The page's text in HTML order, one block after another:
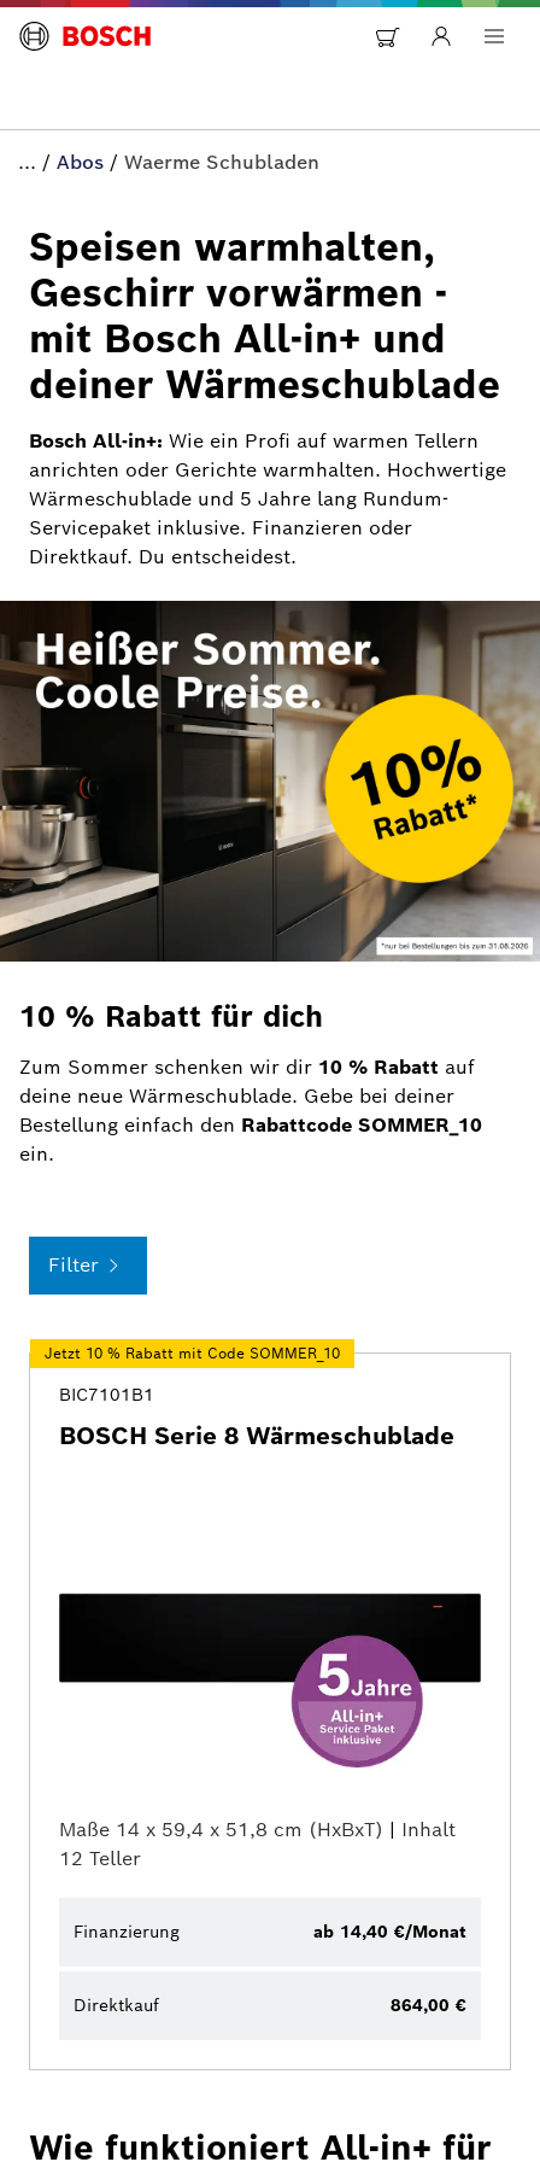
... / Abos / Waerme Schubladen
Speisen warmhalten,
Geschirr vorwärmen -
mit Bosch All-in+ und
deiner Wärmeschublade
Bosch All-in+: Wie ein Profi auf warmen Tellern
anrichten oder Gerichte warmhalten. Hochwertige
Wärmeschublade und 5 Jahre lang Rundum-
Servicepaket inklusive. Finanzieren oder
Direktkauf. Du entscheidest.
10 % Rabatt für dich
Zum Sommer schenken wir dir 10 % Rabatt auf
deine neue Wärmeschublade. Gebe bei deiner
Bestellung einfach den Rabattcode SOMMER_10
ein.
Filter
Jetzt 10 % Rabatt mit Code SOMMER_10
BIC7101B1
BOSCH Serie 8 Wärmeschublade
Maße 14 x 59,4 x 51,8 cm (HxBxT) | Inhalt
12 Teller
Finanzierung ab 14,40 €/Monat
Direktkauf 864,00 €
Wie funktioniert All-in+ für